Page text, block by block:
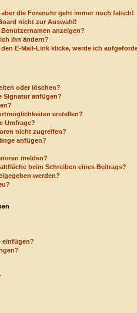
die Forenuhr geht immer noch falsch!
nicht zur Auswahl!
anzeigen?
ihn ändern?
E-Mail-Link klicke, werde ich
oder löschen?
Signatur anfügen?
erstellen?
Umfrage?
nicht zugreifen?
anfügen?
melden?
beim Schreiben eines Beitrags?
werden?
einfügen?